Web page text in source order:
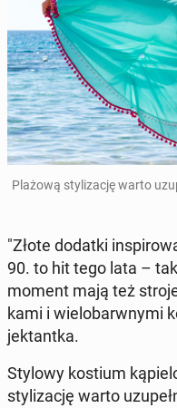
Plażową sty­li­za­cję warto
"Złote dodatki
90. to hit tego lata –
moment mają też
ka­mi i wie­lo­barw­ny­mi
jek­tant­ka.
Stylowy kostium
sty­li­za­cję warto